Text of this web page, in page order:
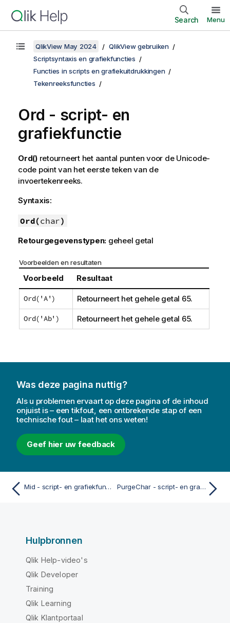
Search Menu
QlikView May 2024
QlikView gebruiken
Scriptsyntaxis en grafiekfuncties
Functies in scripts en grafiekuitdrukkingen
Tekenreeksfuncties
Ord - script- en
grafiekfunctie
Ord()retourneert het aantal punten voor de Unicode-
code point van het eerste teken van de
invoertekenreeks.
Syntaxis:
Ord(char)
Retourgegevenstypen: geheel getal
Voorbeelden en resultaten
Voorbeeld Resultaat
Ord('A') Retourneert het gehele getal 65.
Ord('Ab') Retourneert het gehele getal 65.
Was deze pagina nuttig?
Als u problemen ervaart op deze pagina of de inhoud
onjuist is – een tikfout, een ontbrekende stap of een
technische fout – laat het ons weten!
Geef hier uw feedback
Mid - script- en grafiekfunctie PurgeChar - script- en grafiekfunctie
Hulpbronnen
Qlik Help-video's
Qlik Developer
Training
Qlik Learning
Qlik Klantportaal